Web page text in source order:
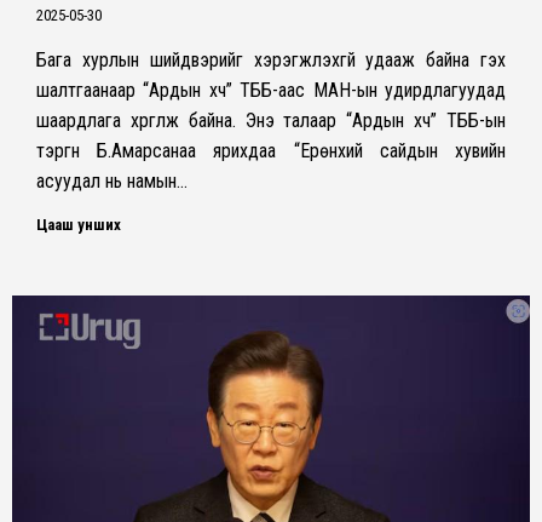
2025-05-30
Бага хурлын шийдвэрийг хэрэгжүүлэхгүй удааж байна гэх
шалтгаанаар “Ардын хүч” ТББ-аас МАН-ын удирдлагуудад
шаардлага хүргүүлж байна. Энэ талаар “Ардын хүч” ТББ-ын
тэргүүн Б.Амарсанаа ярихдаа “Ерөнхий сайдын хувийн
асуудал нь намын…
Цааш унших